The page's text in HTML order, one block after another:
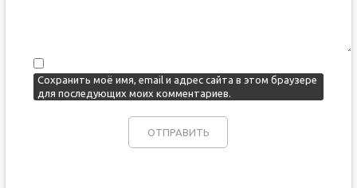
Сохранить моё имя, email и адрес сайта в этом браузере
для последующих моих комментариев.